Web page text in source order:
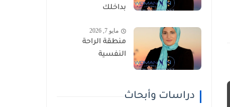
بداخلك
مايو 7, 2026
منطقة الراحة
النفسية
دراسات وأبحاث